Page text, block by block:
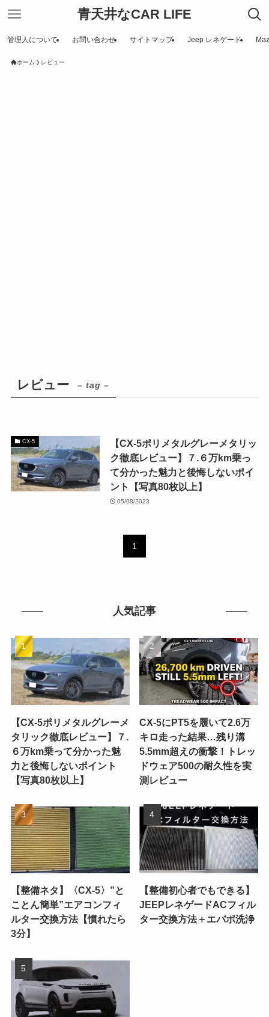
青天井なCAR LIFE
管理人について お問い合わせ サイトマップ Jeep レネゲード
ホーム レビュー
レビュー – tag –
CX-5
【CX-5ポリメタルグレーメタリッ
ク徹底レビュー】７.６万km乗っ
て分かった魅力と後悔しないポイ
ント【写真80枚以上】
05/08/2023
1
人気記事
【CX-5ポリメタルグレーメ
タリック徹底レビュー】７.
６万km乗って分かった魅
力と後悔しないポイント
【写真80枚以上】
CX-5にPT5を履いて2.6万
キロ走った結果…残り溝
5.5mm超えの衝撃！トレッ
ドウェア500の耐久性を実
測レビュー
【整備ネタ】〈CX-5〉”と
ことん簡単”エアコンフィ
ルター交換方法【慣れたら
3分】
【整備初心者でもできる】
JEEPレネゲードACフィル
ター交換方法＋エバポ洗浄